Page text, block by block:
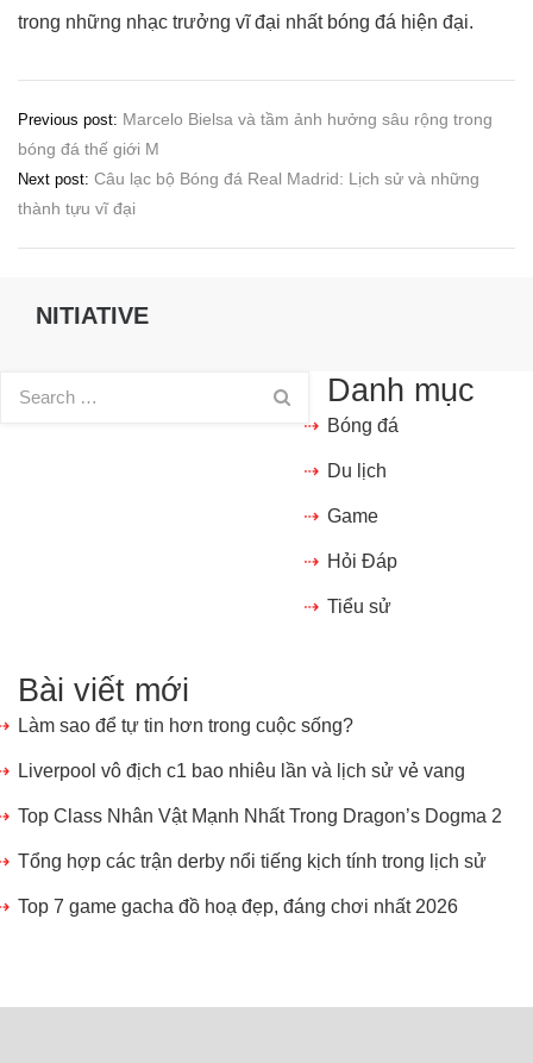
trong những nhạc trưởng vĩ đại nhất bóng đá hiện đại.
Điều
hướng
bài
Previous post: Marcelo Bielsa và tầm ảnh hưởng sâu rộng trong
bóng đá thế giới M
Next post: Câu lạc bộ Bóng đá Real Madrid: Lịch sử và những
thành tựu vĩ đại
NITIATIVE
Danh mục
Bóng đá
Du lịch
Game
Hỏi Đáp
Tiểu sử
Bài viết mới
Làm sao để tự tin hơn trong cuộc sống?
Liverpool vô địch c1 bao nhiêu lần và lịch sử vẻ vang
Top Class Nhân Vật Mạnh Nhất Trong Dragon’s Dogma 2
Tổng hợp các trận derby nổi tiếng kịch tính trong lịch sử
Top 7 game gacha đồ hoạ đẹp, đáng chơi nhất 2026